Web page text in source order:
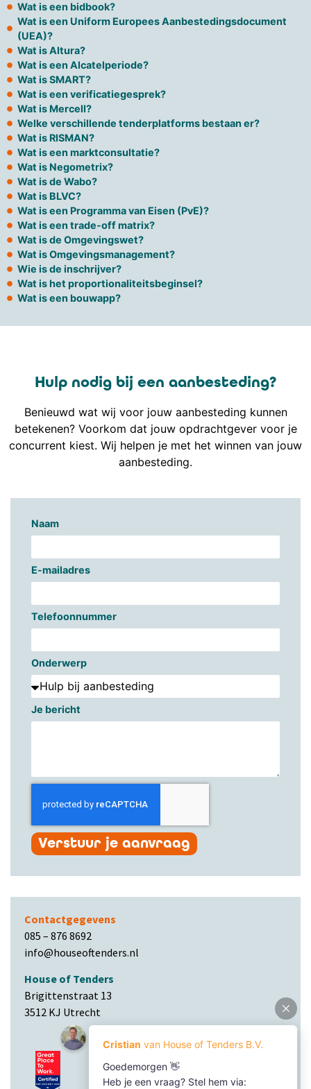
Wat is een bidbook?
Wat is een Uniform Europees Aanbestedingsdocument
(UEA)?
Wat is Altura?
Wat is een Alcatelperiode?
Wat is SMART?
Wat is een verificatiegesprek?
Wat is Mercell?
Welke verschillende tenderplatforms bestaan er?
Wat is RISMAN?
Wat is een marktconsultatie?
Wat is Negometrix?
Wat is de Wabo?
Wat is BLVC?
Wat is een Programma van Eisen (PvE)?
Wat is een trade-off matrix?
Wat is de Omgevingswet?
Wat is Omgevingsmanagement?
Wie is de inschrijver?
Wat is het proportionaliteitsbeginsel?
Wat is een bouwapp?
Hulp nodig bij een aanbesteding?
Benieuwd wat wij voor jouw aanbesteding kunnen
betekenen? Voorkom dat jouw opdrachtgever voor je
concurrent kiest. Wij helpen je met het winnen van jouw
aanbesteding.
Naam
E-mailadres
Telefoonnummer
Onderwerp
Je bericht
Verstuur je aanvraag
Contactgegevens
085 – 876 8692
info@houseoftenders.nl
House of Tenders
Brigittenstraat 13
3512 KJ Utrecht